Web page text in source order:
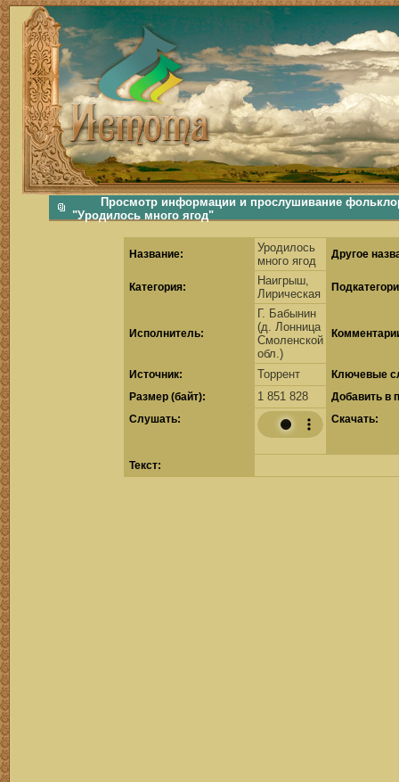
фольклорная музыка, фольклор хороводы бабушки русские народные песни послушать скачать каталог фольклора Скачать Поиск музыки, поиск фольклора, искать песни, как пели
Просмотр информации и прослушивание
"Уродилось много ягод"
Название:
Уродилось
много ягод
Другое
Категория:
Наигрыш,
Лирическая
Исполнитель:
Г. Бабынин
(д. Лонница
Смоленской
обл.)
Источник: Торрент
Ключевые
Размер (байт):
1 851 828
Добавить в
Cлушать:
Скачать:
Текст: